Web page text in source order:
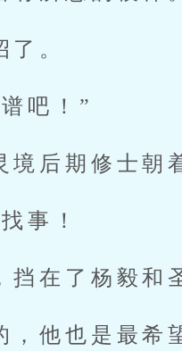
。
吧！”
后期修士朝
事！
在了杨毅和
他也是最希